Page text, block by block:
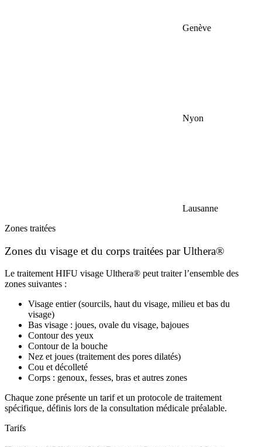
Genève
Nyon
Lausanne
Zones traitées
Zones du visage et du corps traitées par Ulthera®
Le traitement HIFU visage Ulthera® peut traiter l’ensemble des
zones suivantes :
Visage entier (sourcils, haut du visage, milieu et bas du
visage)
Bas visage : joues, ovale du visage, bajoues
Contour des yeux
Contour de la bouche
Nez et joues (traitement des pores dilatés)
Cou et décolleté
Corps : genoux, fesses, bras et autres zones
Chaque zone présente un tarif et un protocole de traitement
spécifique, définis lors de la consultation médicale préalable.
Tarifs